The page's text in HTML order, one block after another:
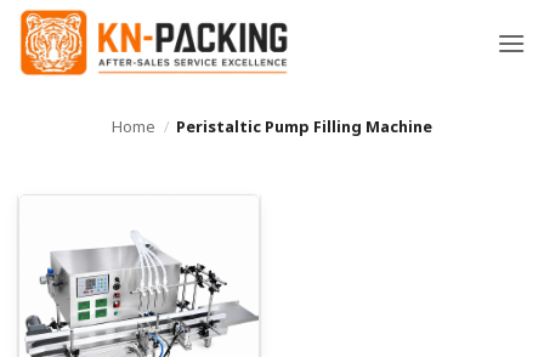
ข้าม
ยัง
Home / Peristaltic Pump Filling Machine